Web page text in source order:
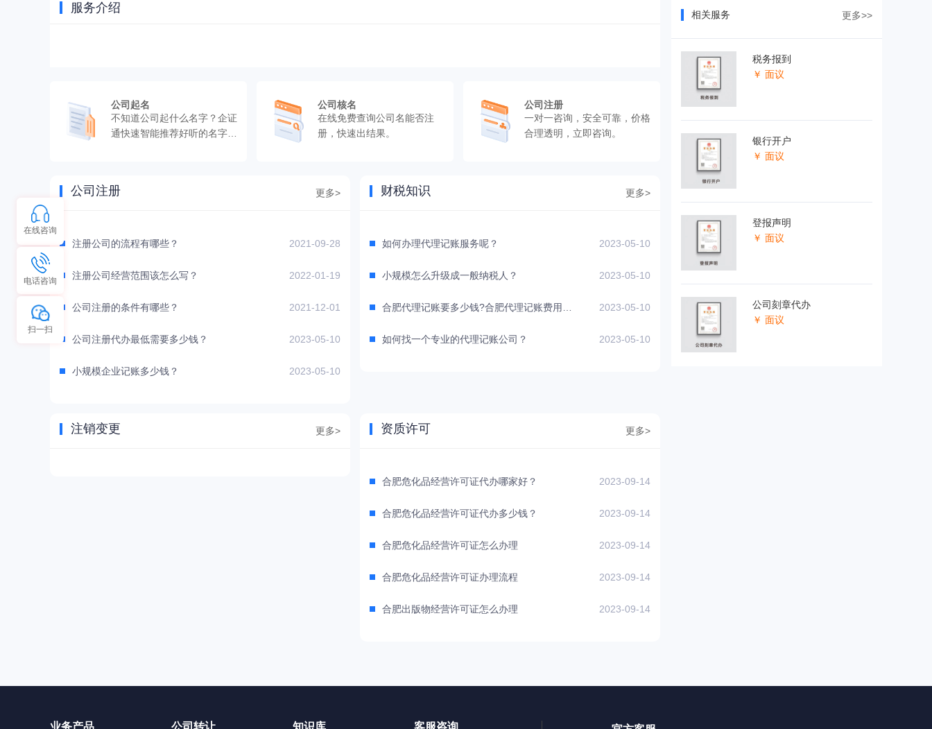
服务介绍
公司起名
不知道公司起什么名字？企证
通快速智能推荐好听的名字，
公司核名
在线免费查询公司名能否注
册，快速出结果。
公司注册
一对一咨询，安全可靠，价格
合理透明，立即咨询。
公司注册 更多>
注册公司的流程有哪些？ 2021-09-28
注册公司经营范围该怎么写？ 2022-01-19
公司注册的条件有哪些？ 2021-12-01
公司注册代办最低需要多少钱？ 2023-05-10
小规模企业记账多少钱？ 2023-05-10
财税知识 更多>
如何办理代理记账服务呢？ 2023-05-10
小规模怎么升级成一般纳税人？ 2023-05-10
2023-05-10
如何找一个专业的代理记账公司？ 2023-05-10
注销变更 更多> 资质许可 更多>
合肥危化品经营许可证代办哪家好？ 2023-09-14
合肥危化品经营许可证代办多少钱？ 2023-09-14
合肥危化品经营许可证怎么办理 2023-09-14
合肥危化品经营许可证办理流程 2023-09-14
合肥出版物经营许可证怎么办理 2023-09-14
合肥高薪区 2026-08-06
合肥庐阳区 139******43 2026-08-07
相关服务 更多>>
税务报到
￥ 面议
银行开户
￥ 面议
登报声明
￥ 面议
公司刻章代办
￥ 面议
业务产品 公司转让 知识库 客服咨询
在线咨询
电话咨询
扫一扫